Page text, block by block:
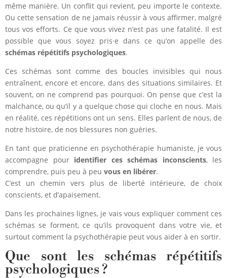
même manière. Un conflit qui revient, peu importe le contexte.
Ou cette sensation de ne jamais réussir à vous affirmer, malgré
tous vos efforts. Ce que vous vivez n’est pas une fatalité. Il est
possible que vous soyez pris·e dans ce qu’on appelle des
schémas répétitifs psychologiques.
Ces schémas sont comme des boucles invisibles qui nous
entraînent, encore et encore, dans des situations similaires. Et
souvent, on ne comprend pas pourquoi. On pense que c’est la
malchance, ou qu’il y a quelque chose qui cloche en nous. Mais
en réalité, ces répétitions ont un sens. Elles parlent de nous, de
notre histoire, de nos blessures non guéries.
En tant que praticienne en psychothérapie humaniste, je vous
accompagne pour identifier ces schémas inconscients, les
comprendre, puis peu à peu vous en libérer.
C’est un chemin vers plus de liberté intérieure, de choix
conscients, et d’apaisement.
Dans les prochaines lignes, je vais vous expliquer comment ces
schémas se forment, ce qu’ils provoquent dans votre vie, et
surtout comment la psychothérapie peut vous aider à en sortir.
Que sont les schémas répétitifs
psychologiques ?